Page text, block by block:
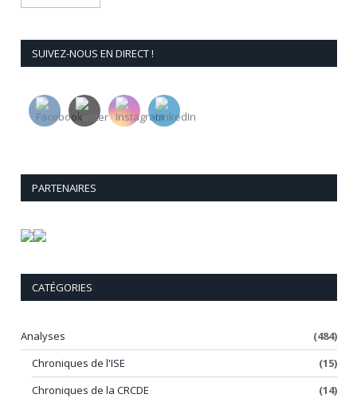
SUIVEZ-NOUS EN DIRECT !
PARTENAIRES
CATÉGORIES
Analyses
(484)
Chroniques de l'ISE
(15)
Chroniques de la CRCDE
(14)